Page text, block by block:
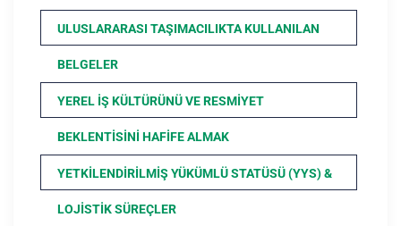
ULUSLARARASI TAŞIMACILIKTA KULLANILAN
BELGELER
YEREL İŞ KÜLTÜRÜNÜ VE RESMIYET
BEKLENTISINI HAFIFE ALMAK
YETKILENDIRILMIŞ YÜKÜMLÜ STATÜSÜ (YYS) &
LOJISTIK SÜREÇLER